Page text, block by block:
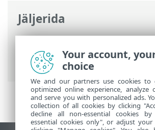
Jäljerida
ESET-i veebispikker>ESET
Antivirus
>Täpsem häälestus
Tõrkeotsing > Diagnostika
Your account,
choice
We and our partners use cookies
optimized online experience, analyze
and serve you with personalized ads.
collection of all cookies by clicking
decline all non-essential cookies by
essential cookies only", or adjust